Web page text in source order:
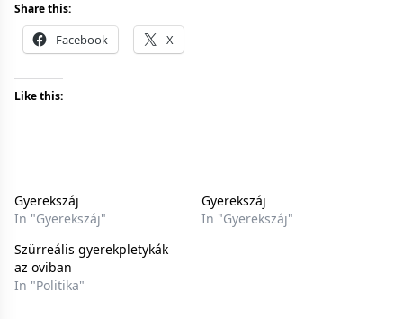
Share this:
Facebook X
Like this:
Gyerekszáj
In "Gyerekszáj"
Gyerekszáj
In "Gyerekszáj"
Szürreális gyerekpletykák
az oviban
In "Politika"